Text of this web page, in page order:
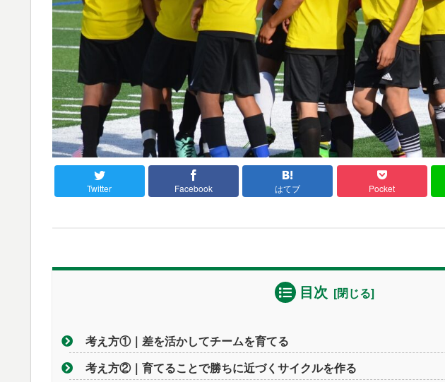
Twitter Facebook はてブ Pocket
目次
考え方①｜差を活かしてチームを育てる
考え方②｜育てることで勝ちに近づくサイクルを作る